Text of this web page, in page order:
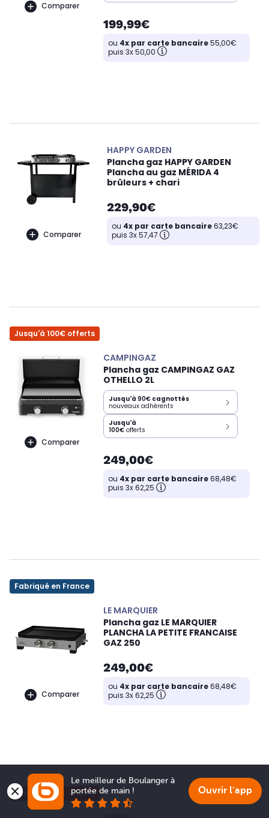
Comparer
199,99€
ou 4x par carte bancaire55,00€
puis 3x 50,00
Comparer
HAPPY GARDEN
Plancha gaz HAPPY GARDEN
Plancha au gaz MÉRIDA 4
brûleurs + chari
229,90€
ou 4x par carte bancaire63,23€
puis 3x 57,47
Jusqu'à 100€ offerts
Comparer
CAMPINGAZ
Plancha gaz CAMPINGAZ GAZ
OTHELLO 2L
Jusqu'à 90€ cagnottés
nouveaux adhérents
Jusqu'à
100€ offerts
249,00€
ou 4x par carte bancaire68,48€
puis 3x 62,25
Fabriqué en France
Comparer
LE MARQUIER
Plancha gaz LE MARQUIER
PLANCHA LA PETITE FRANCAISE
GAZ 250
249,00€
ou 4x par carte bancaire68,48€
puis 3x 62,25
Jusqu'à 100€ offerts
Le meilleur de Boulanger à
portée de main !
Ouvrir l'app